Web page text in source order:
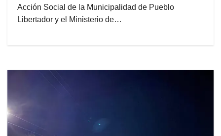
Acción Social de la Municipalidad de Pueblo
Libertador y el Ministerio de…